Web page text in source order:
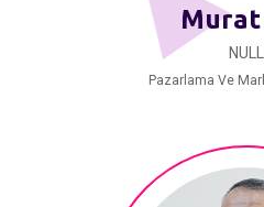
Murat
NULL
Pazarlama Ve